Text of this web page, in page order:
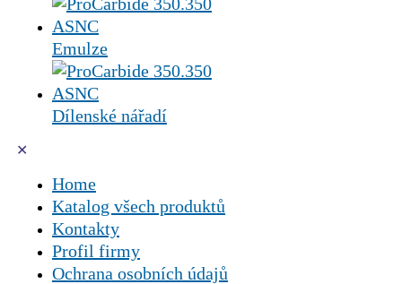
Emulze
Dílenské nářadí
✕
Home
Katalog všech produktů
Kontakty
Profil firmy
Ochrana osobních údajů